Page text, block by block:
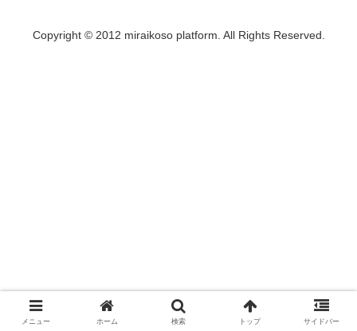
Copyright © 2012 miraikoso platform. All Rights Reserved.
メニュー ホーム 検索 トップ サイドバー